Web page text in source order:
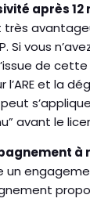
après 12
très
Si vous
de
l’ARE et la
avant le
à
un